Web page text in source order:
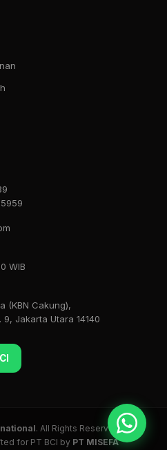
WIB
(KBN Cakung),
9, Jakarta Utara 14140
. All Rights Reserved.
for PT BCI by PT MISEFA